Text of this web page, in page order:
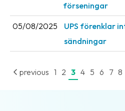
förseningar
05/08/2025
UPS förenklar
sändningar
previous 1 2 3 4 5 6 7 8